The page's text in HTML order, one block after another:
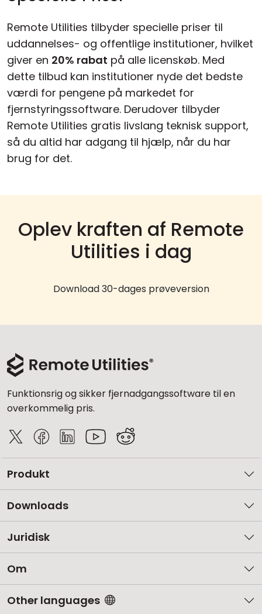
Remote Utilities tilbyder specielle priser til
uddannelses- og offentlige institutioner, hvilket
giver en 20% rabat på alle licenskøb. Med
dette tilbud kan institutioner nyde det bedste
værdi for pengene på markedet for
fjernstyringssoftware. Derudover tilbyder
Remote Utilities gratis livslang teknisk support,
så du altid har adgang til hjælp, når du har
brug for det.
Oplev kraften af Remote
Utilities i dag
Download 30-dages prøveversion
Funktionsrig og sikker fjernadgangssoftware til en
overkommelig pris.
Produkt
Downloads
Juridisk
Om
Other languages